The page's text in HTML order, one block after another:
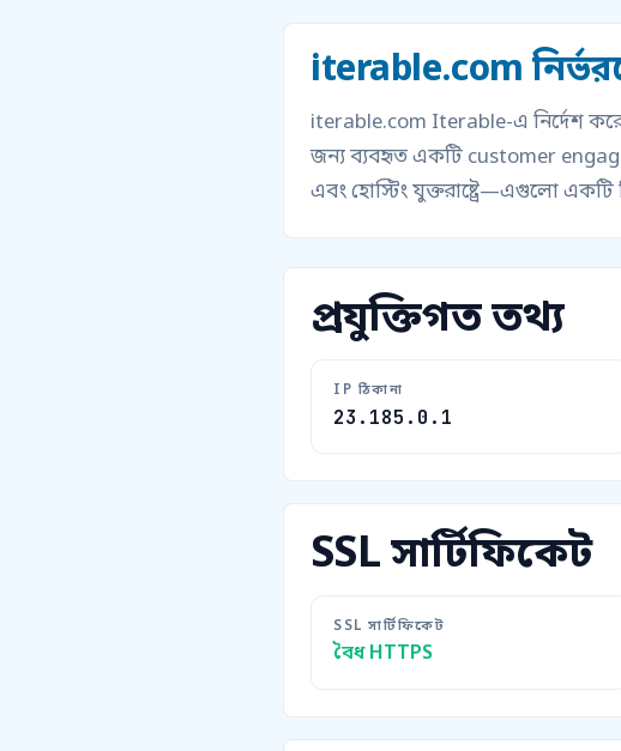
iterable.com
iterable.com Iterable-এ নির্দেশ
জন্য ব্যবহৃত একটি customer
এবং হোস্টিং যুক্তরাষ্ট্রে—এগুলো একটি
প্রযুক্তিগত তথ্য
IP ঠিকানা
23.185.0.1
SSL সার্টিফিকেট
SSL সার্টিফিকেট
বৈধ HTTPS